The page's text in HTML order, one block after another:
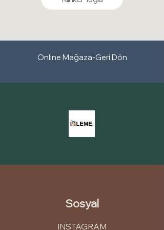
ve çevresel sürdürülebilirliği teşvik eder.
dayanıklılığını artırmak ve estetik
muhafaza etmek için mükemmel bir
dış cephelerin bakımını azaltır ve uzun
de dış cephe uygulamaları için ideal bir
çok daha hızlı ve zahmetsiz bir şekilde
Online Mağaza-Geri Dön
Sosyal
INSTAGRAM